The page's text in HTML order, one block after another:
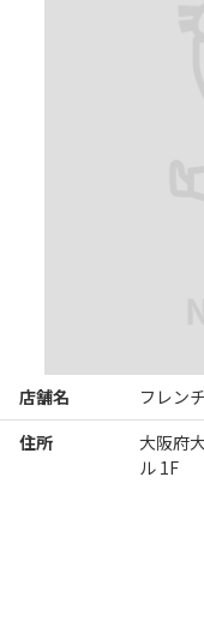
［ティー］
芦屋ウーフのハーブテ
店舗名
フレン
住所
大阪府
ル 1F